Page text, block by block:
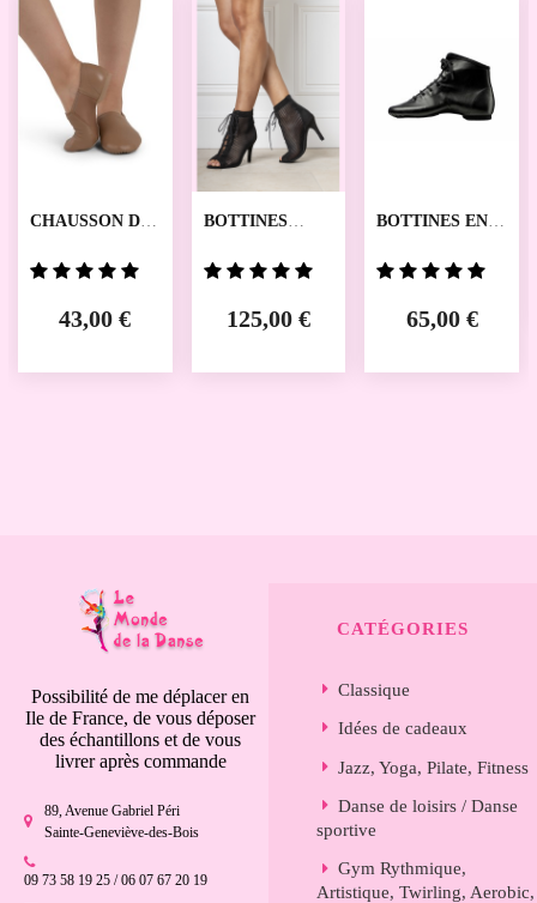
CHAUSSON DE
TWIRLING
V350W
43,00 €
BOTTINES
125,00 €
BOTTINES EN
MERLET
65,00 €
Possibilité de me déplacer en
Ile de France, de vous déposer
des échantillons et de vous
livrer après commande
89, Avenue Gabriel Péri
Sainte-Geneviève-des-Bois
09 73 58 19 25 / 06 07 67 20 19
CATÉGORIES
Classique
Idées de cadeaux
Jazz, Yoga, Pilate, Fitness
Danse de loisirs / Danse
sportive
Gym Rythmique,
Artistique, Twirling, Aerobic,